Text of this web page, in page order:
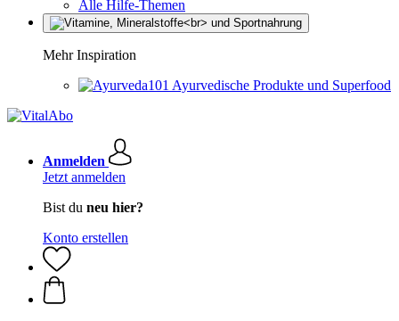
Alle Hilfe-Themen
Mehr Inspiration
Ayurvedische Produkte und Superfood
Anmelden
Jetzt anmelden
Bist du neu hier?
Konto erstellen